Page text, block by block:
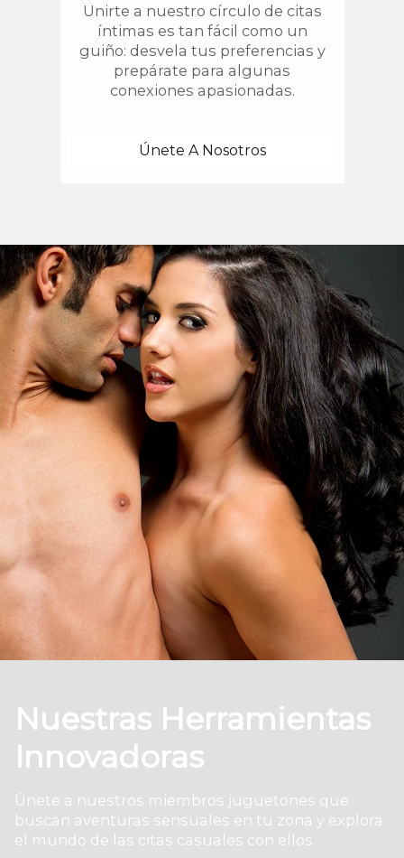
Unirte a nuestro círculo de citas
íntimas es tan fácil como un
guiño: desvela tus preferencias y
prepárate para algunas
conexiones apasionadas.
Únete A Nosotros
Nuestras Herramientas
Innovadoras
Únete a nuestros miembros juguetones que
buscan aventuras sensuales en tu zona y explora
el mundo de las citas casuales con ellos.